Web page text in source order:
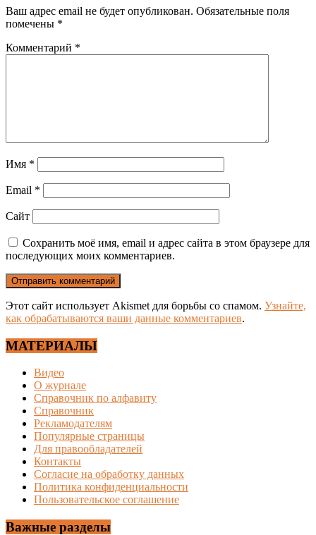
Ваш адрес email не будет опубликован. Обязательные поля
помечены *
Комментарий *
Имя *
Email *
Сайт
Сохранить моё имя, email и адрес сайта в этом браузере для
последующих моих комментариев.
Этот сайт использует Akismet для борьбы со спамом. Узнайте,
как обрабатываются ваши данные комментариев.
МАТЕРИАЛЫ
Видео
О журнале
Справочник по алфавиту
Справочник
Рекламодателям
Популярные страницы
Для правообладателей
Контакты
Согласие на обработку данных
Политика конфиденциальности
Пользовательское соглашение
Важные разделы